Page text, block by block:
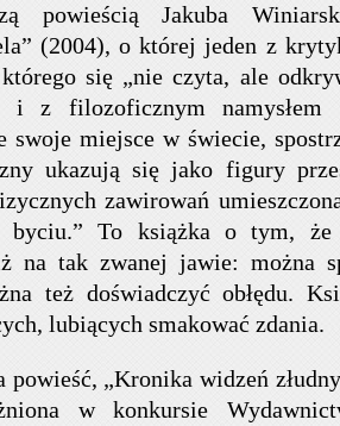
powieścią Jakuba
(2004), o której jeden z
się „nie czyta, ale
i z filozoficznym namysłem
swoje miejsce w świecie,
ukazują się jako figury
zawirowań
byciu.” To książka o tym,
na tak zwanej jawie: można
też doświadczyć obłędu.
lubiących smakować zdania.
powieść, „Kronika widzeń
w konkursie